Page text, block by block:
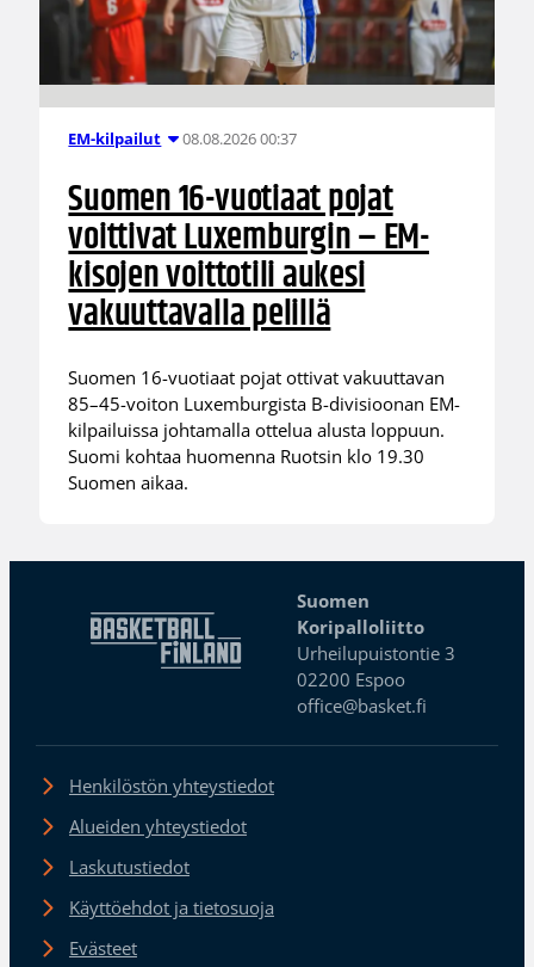
EM-kilpailut 08.08.2026 00:37
Suomen 16-vuotiaat pojat
voittivat Luxemburgin – EM-
kisojen voittotili aukesi
vakuuttavalla pelillä
Suomen 16-vuotiaat pojat ottivat vakuuttavan
85–45-voiton Luxemburgista B-divisioonan EM-
kilpailuissa johtamalla ottelua alusta loppuun.
Suomi kohtaa huomenna Ruotsin klo 19.30
Suomen aikaa.
Suomen
Koripalloliitto
Urheilupuistontie 3
02200 Espoo
office@basket.fi
Henkilöstön yhteystiedot
Alueiden yhteystiedot
Laskutustiedot
Käyttöehdot ja tietosuoja
Evästeet